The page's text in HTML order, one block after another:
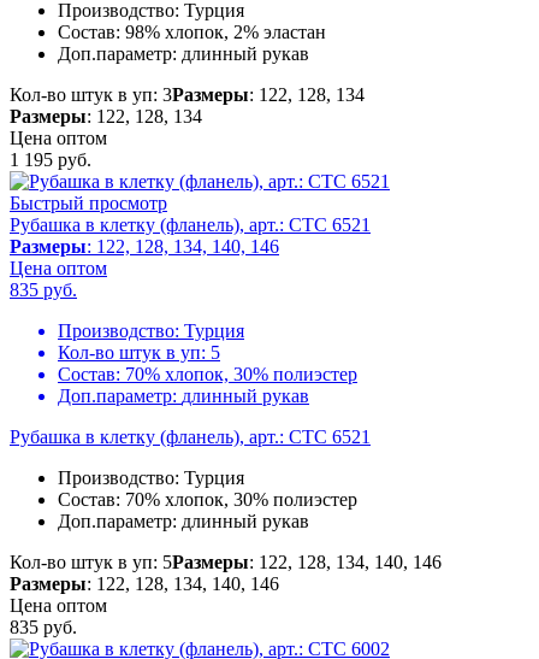
Производство: Турция
Состав: 98% хлопок, 2% эластан
Доп.параметр: длинный рукав
Кол-во штук в уп: 3Размеры: 122, 128, 134
Размеры: 122, 128, 134
Цена оптом
1 195 руб.
Быстрый просмотр
Рубашка в клетку (фланель), арт.: CTC 6521
Размеры: 122, 128, 134, 140, 146
Цена оптом
835 руб.
Производство: Турция
Кол-во штук в уп: 5
Состав: 70% хлопок, 30% полиэстер
Доп.параметр: длинный рукав
Рубашка в клетку (фланель), арт.: CTC 6521
Производство: Турция
Состав: 70% хлопок, 30% полиэстер
Доп.параметр: длинный рукав
Кол-во штук в уп: 5Размеры: 122, 128, 134, 140, 146
Размеры: 122, 128, 134, 140, 146
Цена оптом
835 руб.